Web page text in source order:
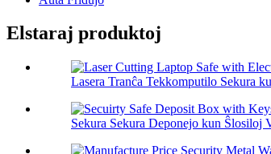
Elstaraj produktoj
Lasera Tranĉa Tekkomputilo Sekura
Sekura Sekura Deponejo kun Ŝlosiloj